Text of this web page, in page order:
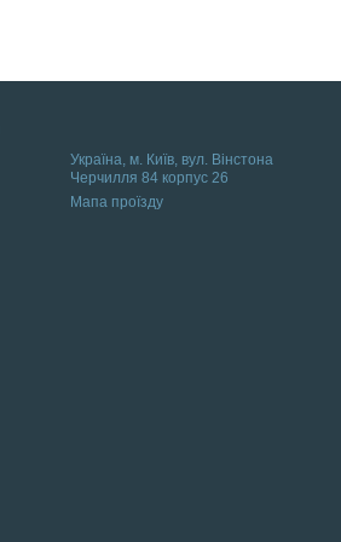
Українa, м. Київ, вул. Вінстона
Черчилля 84 корпус 26
Мапа проїзду